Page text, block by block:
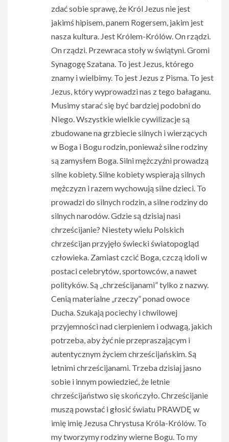
zdać sobie sprawę, że Król Jezus nie jest
jakimś hipisem, panem Rogersem, jakim jest
nasza kultura. Jest Królem-Królów. On rządzi.
On rządzi. Przewraca stoły w świątyni. Gromi
Synagogę Szatana. To jest Jezus, którego
znamy i wielbimy. To jest Jezus z Pisma. To jest
Jezus, który wyprowadzi nas z tego bałaganu.
Musimy starać się być bardziej podobni do
Niego. Wszystkie wielkie cywilizacje są
zbudowane na grzbiecie silnych i wierzących
w Boga i Bogu rodzin, ponieważ silne rodziny
są zamysłem Boga. Silni mężczyźni prowadzą
silne kobiety. Silne kobiety wspierają silnych
mężczyzn i razem wychowują silne dzieci. To
prowadzi do silnych rodzin, a silne rodziny do
silnych narodów. Gdzie są dzisiaj nasi
chrześcijanie? Niestety wielu Polskich
chrześcijan przyjęło świecki światopogląd
człowieka. Zamiast czcić Boga, czczą idoli w
postaci celebrytów, sportowców, a nawet
polityków. Są „chrześcijanami” tylko z nazwy.
Cenią materialne „rzeczy” ponad owoce
Ducha. Szukają pociechy i chwilowej
przyjemności nad cierpieniem i odwagą, jakich
potrzeba, aby żyć nie przepraszającym i
autentycznym życiem chrześcijańskim. Są
letnimi chrześcijanami. Trzeba dzisiaj jasno
sobie i innym powiedzieć, że letnie
chrześcijaństwo się skończyło. Chrześcijanie
muszą powstać i głosić światu PRAWDĘ w
imię imię Jezusa Chrystusa Króla-Królów. To
my tworzymy rodziny wierne Bogu. To my